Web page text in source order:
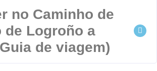
no Caminho de
de Logroño a
de viagem)